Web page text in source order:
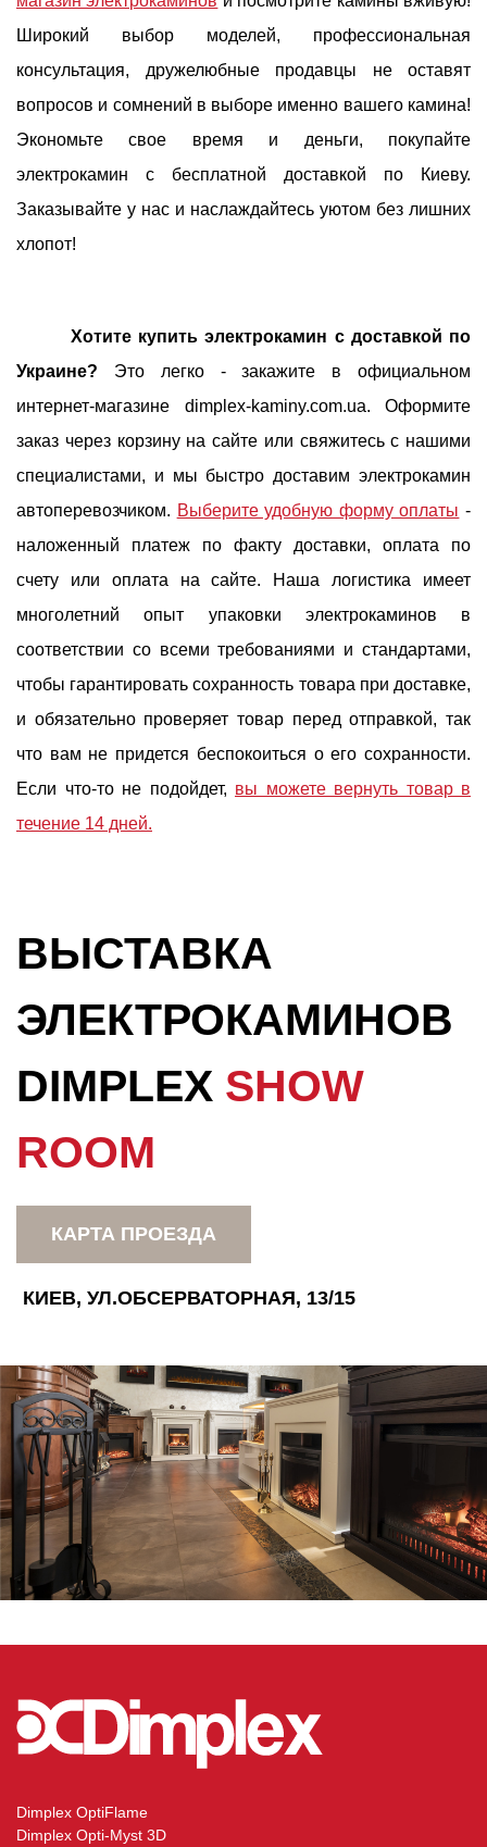
Широкий выбор моделей, профессиональная
консультация, дружелюбные продавцы не оставят
вопросов и сомнений в выборе именно вашего камина!
Экономьте свое время и деньги, покупайте
электрокамин с бесплатной доставкой по Киеву.
Заказывайте у нас и наслаждайтесь уютом без лишних
хлопот!
Хотите купить электрокамин с доставкой по
Украине? Это легко - закажите в официальном
интернет-магазине dimplex-kaminy.com.ua. Оформите
заказ через корзину на сайте или свяжитесь с нашими
специалистами, и мы быстро доставим электрокамин
автоперевозчиком. Выберите удобную форму оплаты -
наложенный платеж по факту доставки, оплата по
счету или оплата на сайте. Наша логистика имеет
многолетний опыт упаковки электрокаминов в
соответствии со всеми требованиями и стандартами,
чтобы гарантировать сохранность товара при доставке,
и обязательно проверяет товар перед отправкой, так
что вам не придется беспокоиться о его сохранности.
Если что-то не подойдет, вы можете вернуть товар в
течение 14 дней.
ВЫСТАВКА
ЭЛЕКТРОКАМИНОВ
DIMPLEX SHOW
ROOM
КАРТА ПРОЕЗДА
КИЕВ, УЛ.ОБСЕРВАТОРНАЯ, 13/15
Dimplex OptiFlame
Dimplex Opti-Myst 3D